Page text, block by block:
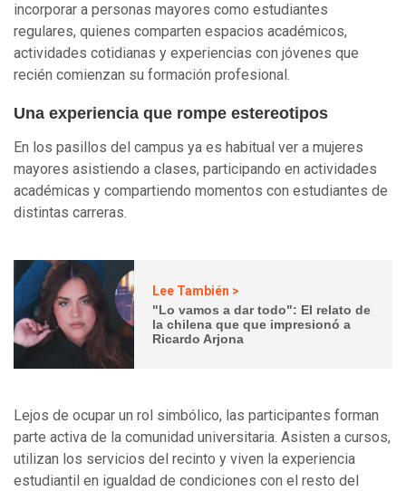
incorporar a personas mayores como estudiantes
regulares, quienes comparten espacios académicos,
actividades cotidianas y experiencias con jóvenes que
recién comienzan su formación profesional.
Una experiencia que rompe estereotipos
En los pasillos del campus ya es habitual ver a mujeres
mayores asistiendo a clases, participando en actividades
académicas y compartiendo momentos con estudiantes de
distintas carreras.
Lee También >
"Lo vamos a dar todo": El relato de
la chilena que que impresionó a
Ricardo Arjona
Lejos de ocupar un rol simbólico, las participantes forman
parte activa de la comunidad universitaria. Asisten a cursos,
utilizan los servicios del recinto y viven la experiencia
estudiantil en igualdad de condiciones con el resto del